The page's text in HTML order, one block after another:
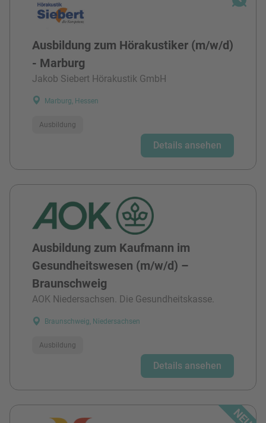
Ausbildung zum Hörakustiker (m/w/d)
- Marburg
Jakob Siebert Hörakustik GmbH
Marburg, Hessen
Ausbildung
Details ansehen
Ausbildung zum Kaufmann im
Gesundheitswesen (m/w/d) –
Braunschweig
AOK Niedersachsen. Die Gesundheitskasse.
Braunschweig, Niedersachsen
Ausbildung
Details ansehen